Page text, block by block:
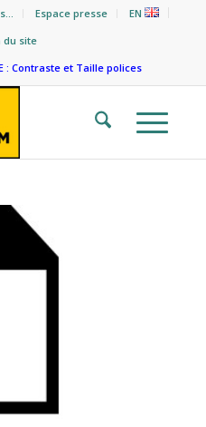
Espace presse
EN
du site
: Contraste et Taille polices